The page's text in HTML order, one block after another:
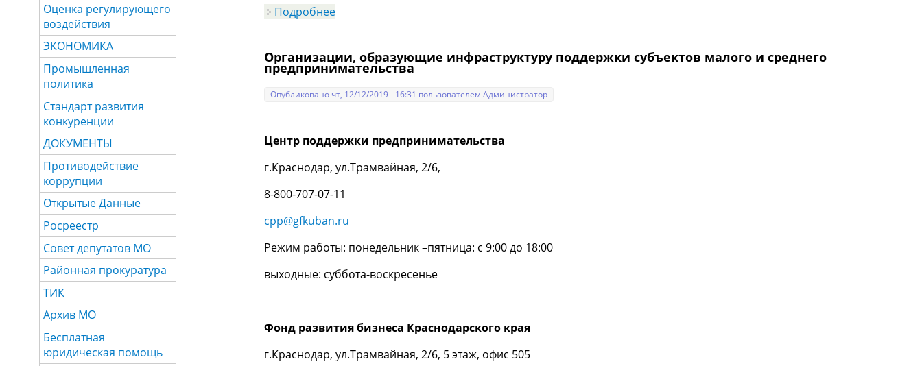
Подробнее
Организации, образующие инфраструктуру поддержки субъектов малого и среднего
предпринимательства
Опубликовано чт, 12/12/2019 - 16:31 пользователемАдминистратор
Центр поддержки предпринимательства
г.Краснодар, ул.Трамвайная, 2/6,
8-800-707-07-11
cpp@gfkuban.ru
Режим работы: понедельник –пятница: с 9:00 до 18:00
выходные: суббота-воскресенье
Фонд развития бизнеса Краснодарского края
г.Краснодар, ул.Трамвайная, 2/6, 5 этаж, офис 505
Оценка регулирующего
воздействия
ЭКОНОМИКА
Промышленная
политика
Стандарт развития
конкуренции
ДОКУМЕНТЫ
Противодействие
коррупции
Открытые Данные
Росреестр
Совет депутатов МО
Районная прокуратура
ТИК
Архив МО
Бесплатная
юридическая помощь